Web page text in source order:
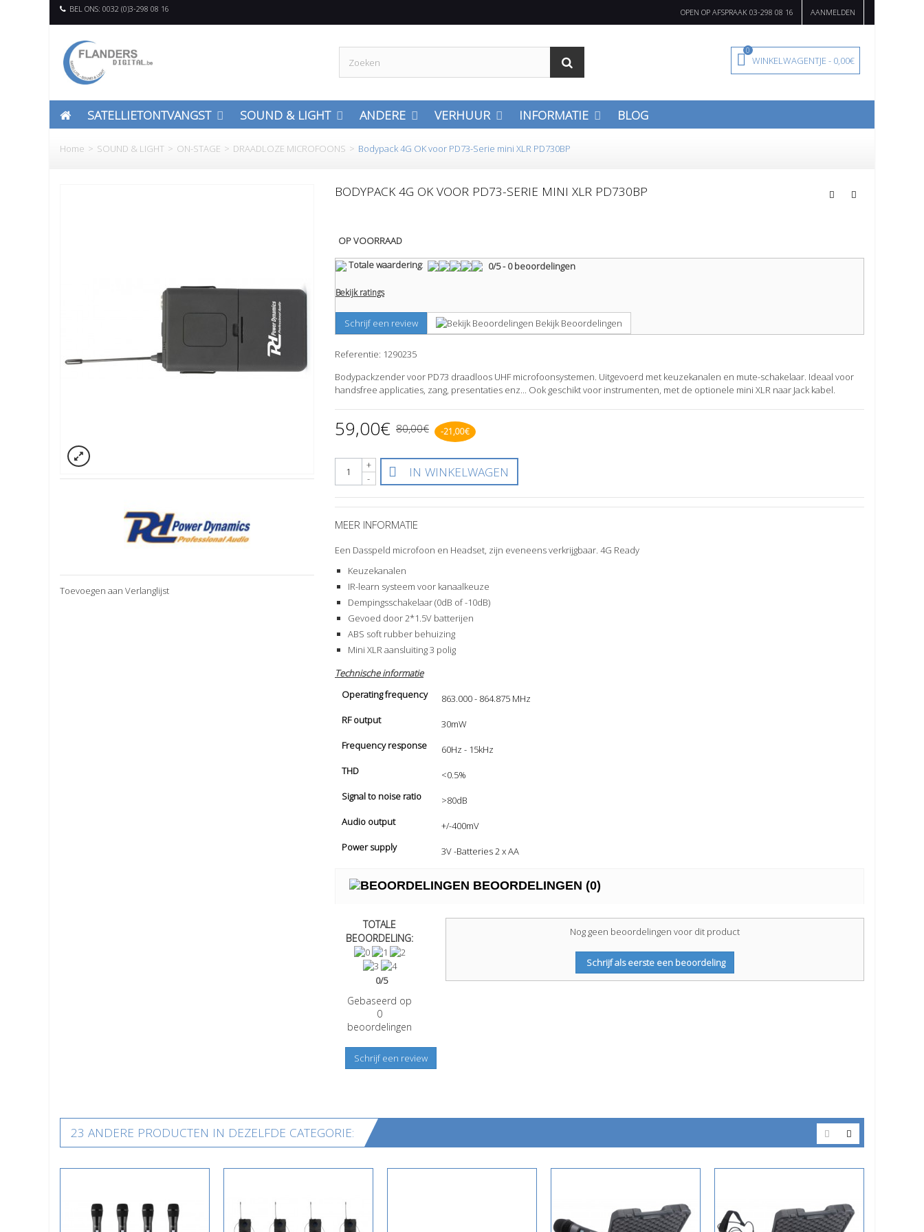
BEL ONS: 0032 (0)3-298 08 16 AANMELDEN
OPEN OP AFSPRAAK 03-298 08 16
0
WINKELWAGENTJE- 0,00€
SATELLIETONTVANGST SOUND & LIGHT ANDERE VERHUUR INFORMATIE BLOG
Home > SOUND & LIGHT > ON-STAGE > DRAADLOZE MICROFOONS > Bodypack 4G OK voor PD73-Serie mini XLR PD730BP
Toevoegen aan Verlanglijst
BODYPACK 4G OK VOOR PD73-SERIE MINI XLR PD730BP
OP VOORRAAD
Totale waardering: 0/5-0 beoordelingen
Bekijk ratings
Schrijf een review Bekijk Beoordelingen
Referentie: 1290235
Bodypackzender voor PD73 draadloos UHF microfoonsystemen. Uitgevoerd met keuzekanalen en mute-schakelaar. Ideaal voor
handsfree applicaties, zang, presentaties enz... Ook geschikt voor instrumenten, met de optionele mini XLR naar Jack kabel.
59,00€ 80,00€ -21,00€
-
+ IN WINKELWAGEN
MEER INFORMATIE
Een Dasspeld microfoon en Headset, zijn eveneens verkrijgbaar. 4G Ready
Keuzekanalen
IR-learn systeem voor kanaalkeuze
Dempingsschakelaar (0dB of -10dB)
Gevoed door 2*1.5V batterijen
ABS soft rubber behuizing
Mini XLR aansluiting 3 polig
Technische informatie
Operating frequency
863.000 - 864.875 MHz
RF output
30mW
Frequency response
60Hz - 15kHz
THD
<0.5%
Signal to noise ratio
>80dB
Audio output
+/-400mV
Power supply
3V -Batteries 2 x AA
BEOORDELINGEN (0)
TOTALE
BEOORDELING:
0/5
Gebaseerd op
0
beoordelingen
Schrijf een review
Nog geen beoordelingen voor dit product
Schrijf als eerste een beoordeling
23 ANDERE PRODUCTEN IN DEZELFDE CATEGORIE: